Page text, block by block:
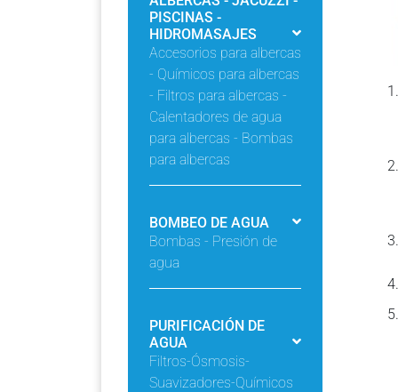
PISCINAS -
HIDROMASAJES
Accesorios para albercas
- Químicos para albercas
- Filtros para albercas -
Calentadores de agua
para albercas - Bombas
para albercas
BOMBEO DE AGUA
Bombas - Presión de
agua
PURIFICACIÓN DE
AGUA
Filtros-Ósmosis-
Suavizadores-Químicos